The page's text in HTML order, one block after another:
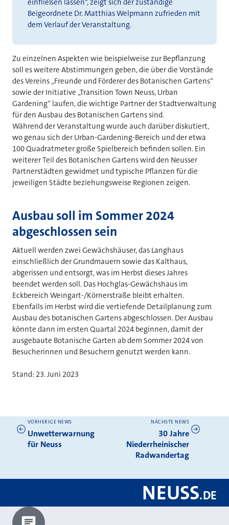
einfließen lassen“, zeigt sich der zuständige
Beigeordnete Dr. Matthias Welpmann zufrieden mit
dem Verlauf der Veranstaltung.
Zu einzelnen Aspekten wie beispielweise zur Bepflanzung
soll es weitere Abstimmungen geben, die über die Vorstände
des Vereins „Freunde und Förderer des Botanischen Gartens“
sowie der Initiative „Transition Town Neuss, Urban
Gardening“ laufen, die wichtige Partner der Stadtverwaltung
für den Ausbau des Botanischen Gartens sind.
Während der Veranstaltung wurde auch darüber diskutiert,
wo genau sich der Urban-Gardening-Bereich und der etwa
100 Quadratmeter große Spielbereich befinden sollen. Ein
weiterer Teil des Botanischen Gartens wird den Neusser
Partnerstädten gewidmet und typische Pflanzen für die
jeweiligen Städte beziehungsweise Regionen zeigen.
Ausbau soll im Sommer 2024
abgeschlossen sein
Aktuell werden zwei Gewächshäuser, das Langhaus
einschließlich der Grundmauern sowie das Kalthaus,
abgerissen und entsorgt, was im Herbst dieses Jahres
beendet werden soll. Das Hochglas-Gewächshaus im
Eckbereich Weingart-/Körnerstraße bleibt erhalten.
Ebenfalls im Herbst wird die vertiefende Detailplanung zum
Ausbau des botanischen Gartens abgeschlossen. Der Ausbau
könnte dann im ersten Quartal 2024 beginnen, damit der
ausgebaute Botanische Garten ab dem Sommer 2024 von
Besucherinnen und Besuchern genutzt werden kann.
Stand: 23. Juni 2023
Weitere News
VORHERIGE NEWS
Unwetterwarnung
für Neuss
NÄCHSTE NEWS
30 Jahre
Niederrheinischer
Radwandertag
NEUSS.DE